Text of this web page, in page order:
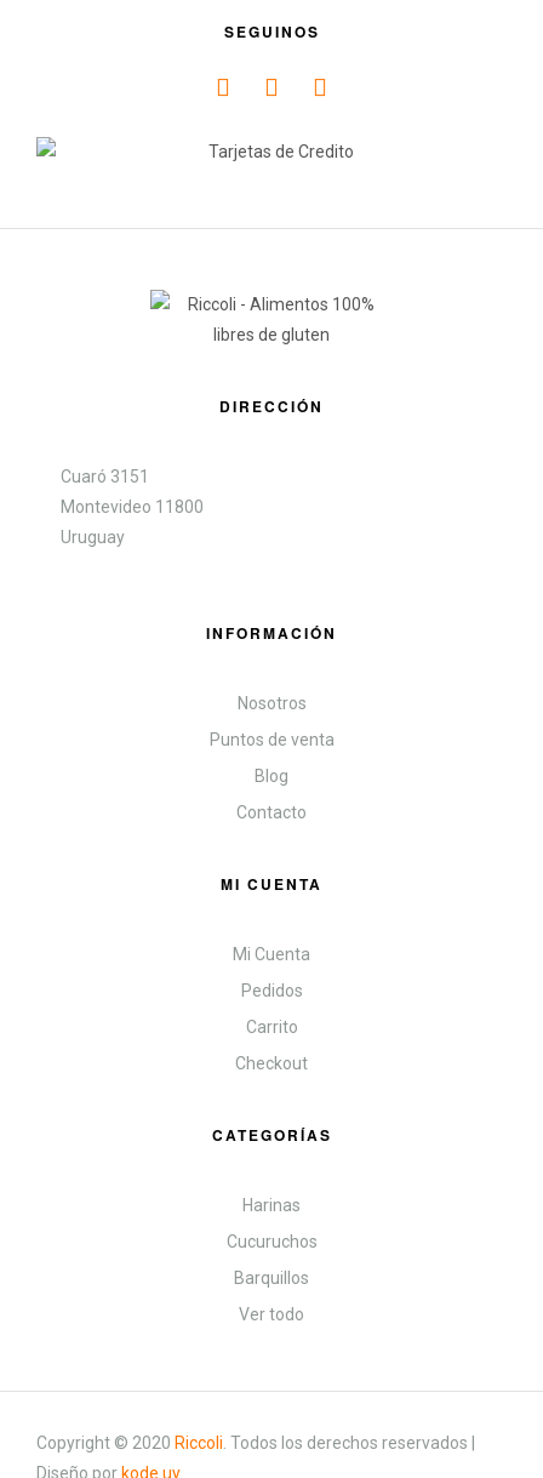
SEGUINOS
DIRECCIÓN
Cuaró 3151
Montevideo 11800
Uruguay
INFORMACIÓN
Nosotros
Puntos de venta
Blog
Contacto
MI CUENTA
Mi Cuenta
Pedidos
Carrito
Checkout
CATEGORÍAS
Harinas
Cucuruchos
Barquillos
Ver todo
Copyright © 2020 Riccoli Todos los derechos reservados |
Diseño por kode.uy